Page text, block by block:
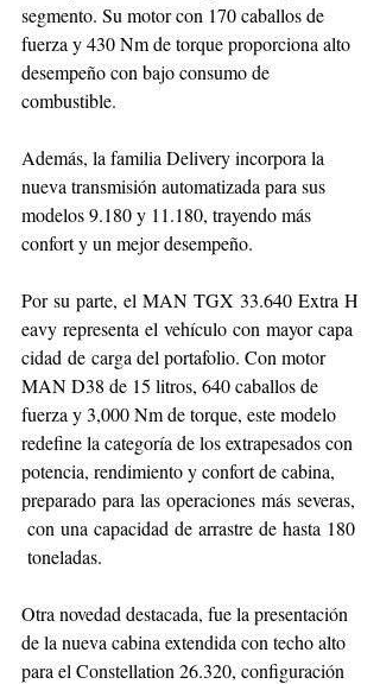
segmento. Su motor con 170 caballos de
fuerza y 430 Nm de torque proporciona alto
desempeño con bajo consumo de
combustible.
Además, la familia Delivery incorpora la
nueva transmisión automatizada para sus
modelos 9.180 y 11.180, trayendo más
confort y un mejor desempeño.
Por su parte, el MAN TGX 33.640 Extra H
eavy representa el vehículo con mayor capa
cidad de carga del portafolio. Con motor
MAN D38 de 15 litros, 640 caballos de
fuerza y 3,000 Nm de torque, este modelo
redefine la categoría de los extrapesados con
potencia, rendimiento y confort de cabina,
preparado para las operaciones más severas,
con una capacidad de arrastre de hasta 180
toneladas.
Otra novedad destacada, fue la presentación
de la nueva cabina extendida con techo alto
para el Constellation 26.320, configuración